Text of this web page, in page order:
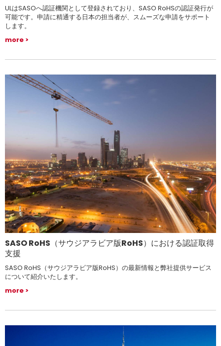
ULはSASOへ認証機関として登録されており、SASO RoHSの認証発行が
可能です。申請に精通する日本の担当者が、スムーズな申請をサポート
します。
more
SASO RoHS（サウジアラビア版RoHS）における認証取得
支援
SASO RoHS（サウジアラビア版RoHS）の最新情報と弊社提供サービス
について紹介いたします。
more